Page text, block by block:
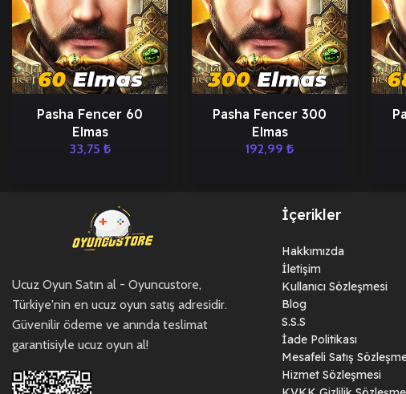
Pasha Fencer 60
Elmas
33,75 ₺
Pasha Fencer 300
Elmas
192,99 ₺
Ucuz Oyun Satın al - Oyuncustore,
Türkiye'nin en ucuz oyun satış adresidir.
Güvenilir ödeme ve anında teslimat
garantisiyle ucuz oyun al!
İçerikler
Hakkımızda
İletişim
Kullanıcı Sözleşmesi
Blog
S.S.S
İade Politikası
Mesafeli Satış
Hizmet Sözleşmesi